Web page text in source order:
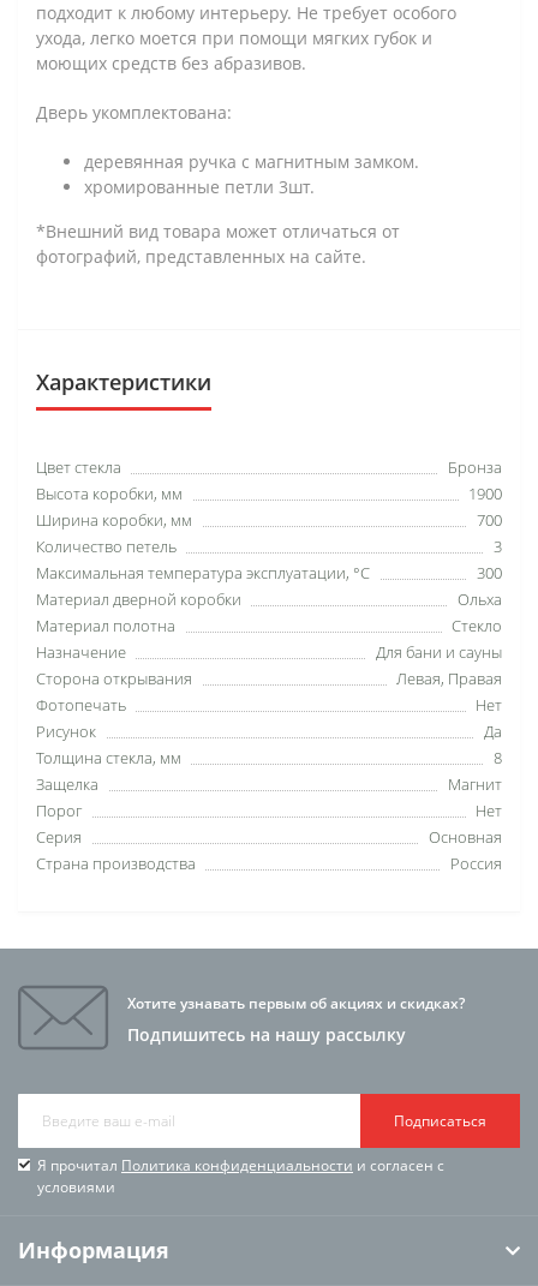
подходит к любому интерьеру. Не требует особого
ухода, легко моется при помощи мягких губок и
моющих средств без абразивов.
Дверь укомплектована:
деревянная ручка с магнитным замком.
хромированные петли 3шт.
*Внешний вид товара может отличаться от
фотографий, представленных на сайте.
Характеристики
Цвет стекла
Бронза
Высота коробки, мм
1900
Ширина коробки, мм
700
Количество петель
3
Максимальная температура эксплуатации, °C
300
Материал дверной коробки
Ольха
Материал полотна
Стекло
Назначение
Для бани и сауны
Сторона открывания
Левая, Правая
Фотопечать
Нет
Рисунок
Да
Толщина стекла, мм
8
Защелка
Магнит
Порог
Нет
Серия
Основная
Страна производства
Россия
Хотите узнавать первым об акциях и скидках?
Подпишитесь на нашу рассылку
Подписаться
Я прочитал Политика конфиденциальности и согласен с
условиями
Информация